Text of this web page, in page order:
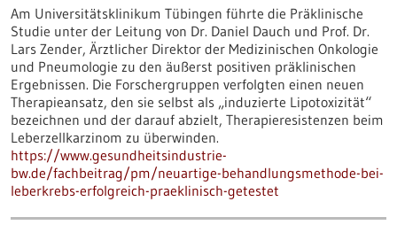
Am Universitätsklinikum Tübingen führte die Präklinische
Studie unter der Leitung von Dr. Daniel Dauch und Prof. Dr.
Lars Zender, Ärztlicher Direktor der Medizinischen Onkologie
und Pneumologie zu den äußerst positiven präklinischen
Ergebnissen. Die Forschergruppen verfolgten einen neuen
Therapieansatz, den sie selbst als „induzierte Lipotoxizität“
bezeichnen und der darauf abzielt, Therapieresistenzen beim
Leberzellkarzinom zu überwinden.
https://www.gesundheitsindustrie-
bw.de/fachbeitrag/pm/neuartige-behandlungsmethode-bei-
leberkrebs-erfolgreich-praeklinisch-getestet